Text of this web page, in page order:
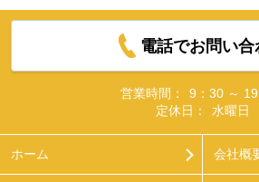
電話でお問い合
営業時間：
9：30 ～
定休日：
水曜日
ホーム 会社概